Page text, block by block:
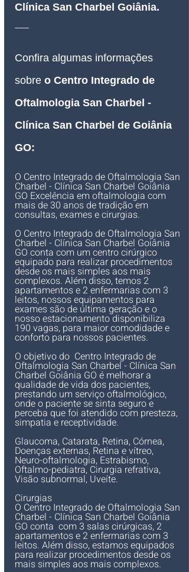
Clínica San Charbel Goiânia.
___
Confira algumas informações
sobre o Centro Integrado de
Oftalmologia San Charbel -
Clínica San Charbel de Goiânia
GO:
O Centro Integrado de Oftalmologia San
Charbel - Clínica San Charbel Goiânia
GO Excelência em oftalmologia com
mais de 30 anos de tradição em
consultas, exames e cirurgias.
O Centro Integrado de Oftalmologia San
Charbel - Clínica San Charbel Goiânia
GO conta com um centro cirúrgico
equipado para realizar procedimentos
desde os mais simples aos mais
complexos. Além disso, temos 2
apartamentos e 2 enfermarias com 3
leitos, nossos equipamentos para
exames são de última geração e o
nosso estacionamento disponibiliza
190 vagas, para maior comodidade e
conforto para nossos pacientes.
O objetivo do  Centro Integrado de
Oftalmologia San Charbel - Clínica San
Charbel Goiânia GO é melhorar a
qualidade de vida dos pacientes,
prestando um serviço oftalmológico,
onde o paciente se sinta seguro e
perceba que foi atendido com presteza,
simpatia e receptividade.
Glaucoma, Catarata, Retina, Córnea,
Doenças externas, Retina e vítreo,
Neuro-oftalmologia, Estrabismo,
Oftalmo-pediatra, Cirurgia refrativa,
Visão subnormal, Uveíte.
Cirurgias
O Centro Integrado de Oftalmologia San
Charbel - Clínica San Charbel Goiânia
GO conta  com 3 salas cirúrgicas, 2
apartamentos e 2 enfermarias com 3
leitos. Além disso, estamos equipados
para realizar procedimentos desde os
mais simples aos mais complexos.